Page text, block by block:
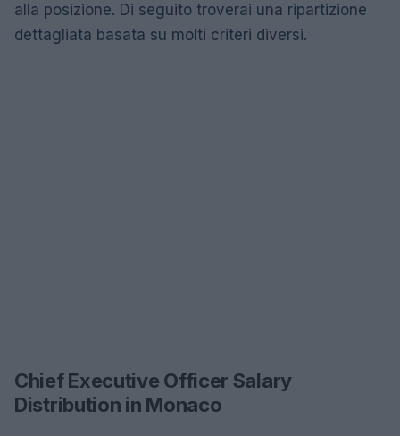
alla posizione. Di seguito troverai una ripartizione
dettagliata basata su molti criteri diversi.
Chief Executive Officer Salary
Distribution in Monaco